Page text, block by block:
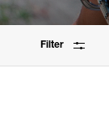
Filter